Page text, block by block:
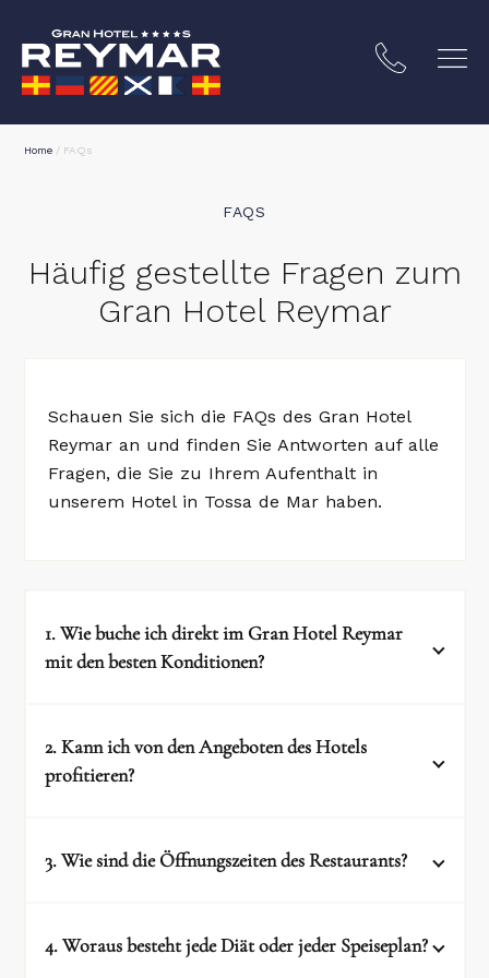
BRAVA
AN DER COSTA BRAVA
GOLFSPORT
Home / FAQs
FAQS
Häufig gestellte Fragen zum
Gran Hotel Reymar
Schauen Sie sich die FAQs des Gran Hotel
Reymar an und finden Sie Antworten auf alle
Fragen, die Sie zu Ihrem Aufenthalt in
unserem Hotel in Tossa de Mar haben.
1. Wie buche ich direkt im Gran Hotel Reymar
mit den besten Konditionen?
Über die
Reservierungsseite des Gran
Rufen Sie uns direkt unter der
Telefonnummer +34972340312 an.
+34972340312.
2. Kann ich von den Angeboten des Hotels
profitieren?
Um von den Ermäßigungen, Angeboten und
zu profitieren, empfehlen wir Ihnen, die
Angebotsseite unserer Website
3. Wie sind die Öffnungszeiten des Restaurants?
Öffnungszeiten
Illa- Restaurants
4. Woraus besteht jede Diät oder jeder Speiseplan?